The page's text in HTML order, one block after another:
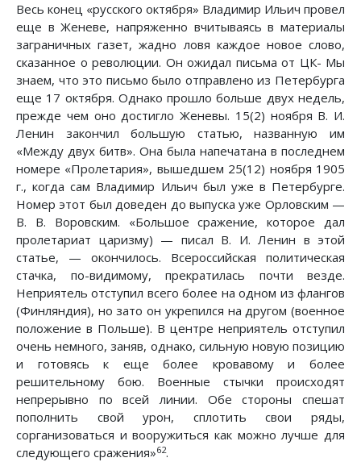
Весь конец «русского октября» Владимир Ильич провел
еще в Женеве, напряженно вчитываясь в материалы
заграничных газет, жадно ловя каждое новое слово,
сказанное о революции. Он ожидал письма от ЦК- Мы
знаем, что это письмо было отправлено из Петербурга
еще 17 октября. Однако прошло больше двух недель,
прежде чем оно достигло Женевы. 15(2) ноября В. И.
Ленин закончил большую статью, названную им
«Между двух битв». Она была напечатана в последнем
номере «Пролетария», вышедшем 25(12) ноября 1905
г., когда сам Владимир Ильич был уже в Петербурге.
Номер этот был доведен до выпуска уже Орловским —
В. В. Воровским. «Большое сражение, которое дал
пролетариат царизму) — писал В. И. Ленин в этой
статье, — окончилось. Всероссийская политическая
стачка, по-видимому, прекратилась почти везде.
Неприятель отступил всего более на одном из флангов
(Финляндия), но зато он укрепился на другом (военное
положение в Польше). В центре неприятель отступил
очень немного, заняв, однако, сильную новую позицию
и готовясь к еще более кровавому и более
решительному бою. Военные стычки происходят
непрерывно по всей линии. Обе стороны спешат
пополнить свой урон, сплотить свои ряды,
сорганизоваться и вооружиться как можно лучше для
следующего сражения»62.